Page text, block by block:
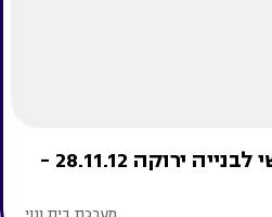
הכנס הבינ"ל השלישי לבנייה ירוקה 28.11.12 -